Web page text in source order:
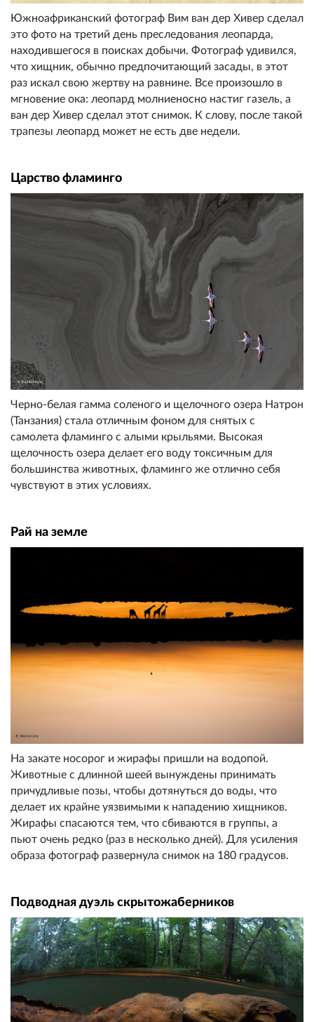
Южноафриканский фотограф Вим ван дер Хивер сделал
это фото на третий день преследования леопарда,
находившегося в поисках добычи. Фотограф удивился,
что хищник, обычно предпочитающий засады, в этот
раз искал свою жертву на равнине. Все произошло в
мгновение ока: леопард молниеносно настиг газель, а
ван дер Хивер сделал этот снимок. К слову, после такой
трапезы леопард может не есть две недели.
Царство фламинго
Черно-белая гамма соленого и щелочного озера Натрон
(Танзания) стала отличным фоном для снятых с
самолета фламинго с алыми крыльями. Высокая
щелочность озера делает его воду токсичным для
большинства животных, фламинго же отлично себя
чувствуют в этих условиях.
Рай на земле
На закате носорог и жирафы пришли на водопой.
Животные с длинной шеей вынуждены принимать
причудливые позы, чтобы дотянуться до воды, что
делает их крайне уязвимыми к нападению хищников.
Жирафы спасаются тем, что сбиваются в группы, а
пьют очень редко (раз в несколько дней). Для усиления
образа фотограф развернула снимок на 180 градусов.
Подводная дуэль скрытожаберников